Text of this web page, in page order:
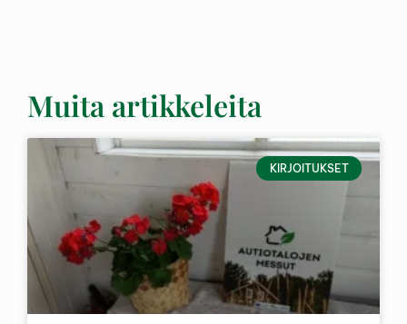
Muita artikkeleita
KIRJOITUKSET